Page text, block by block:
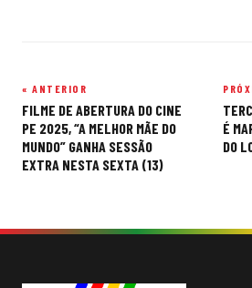
Navegação
de
Post
« ANTERIOR
FILME DE ABERTURA DO CINE
PE 2025, “A MELHOR MÃE DO
MUNDO” GANHA SESSÃO
EXTRA NESTA SEXTA (13)
É
DO